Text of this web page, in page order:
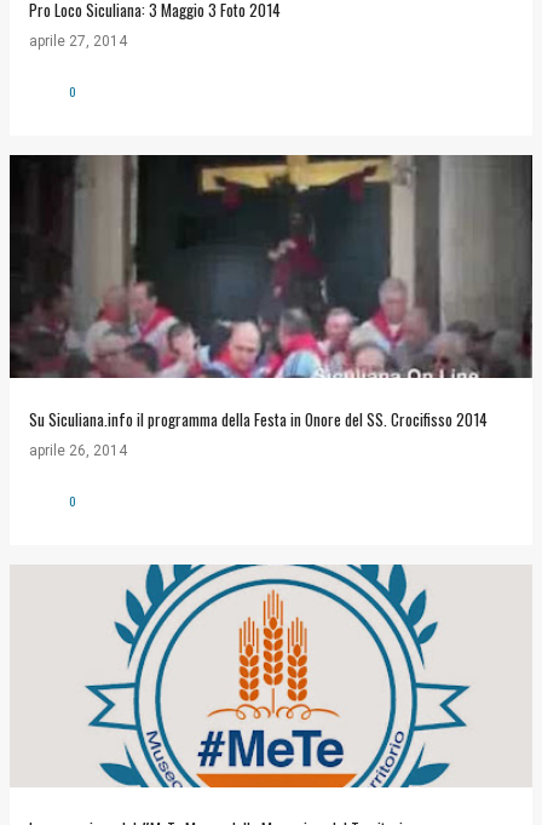
Pro Loco Siculiana: 3 Maggio 3 Foto 2014
aprile 27, 2014
0
Su Siculiana.info il programma della Festa in Onore del SS. Crocifisso 2014
aprile 26, 2014
0